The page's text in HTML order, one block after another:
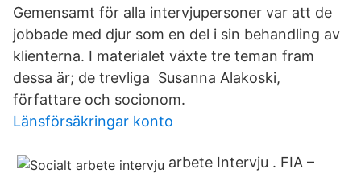
Gemensamt för alla intervjupersoner var att de
jobbade med djur som en del i sin behandling av
klienterna. I materialet växte tre teman fram
dessa är; de trevliga Susanna Alakoski,
författare och socionom.
Länsförsäkringar konto
arbete Intervju . FIA –